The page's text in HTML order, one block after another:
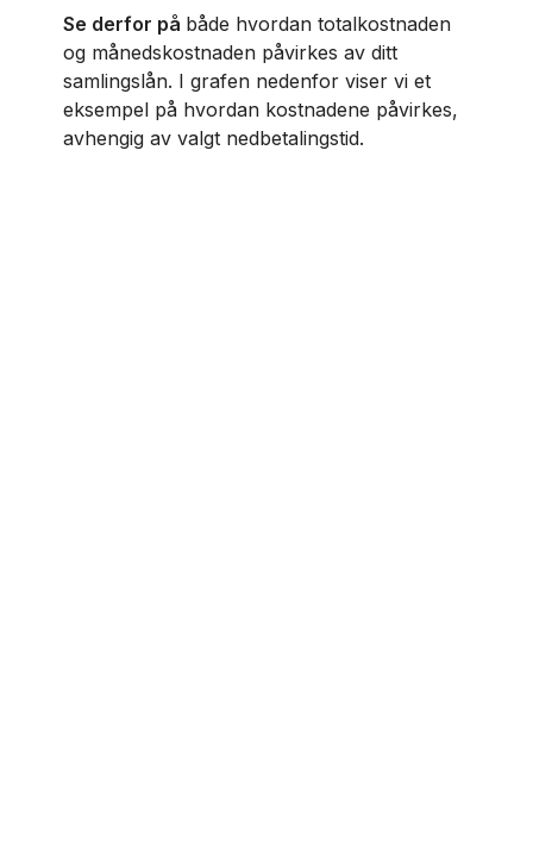
Se derfor på både hvordan totalkostnaden
og månedskostnaden påvirkes av ditt
samlingslån. I grafen nedenfor viser vi et
eksempel på hvordan kostnadene påvirkes,
avhengig av valgt nedbetalingstid.